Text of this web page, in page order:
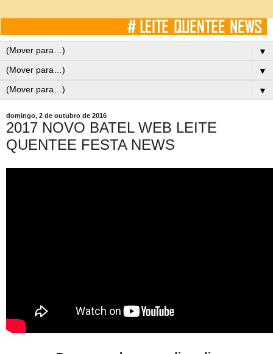
▼
▼
▼
domingo, 2 de outubro de 2016
2017 NOVO BATEL WEB LEITE
QUENTEE FESTA NEWS